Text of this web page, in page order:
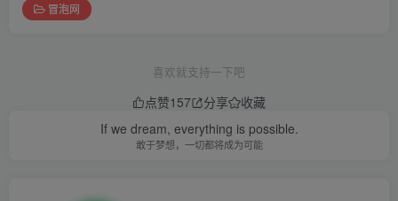
冒泡网
喜欢就支持一下吧
点赞157 分享
收藏
If we dream, everything is possible.
敢于梦想，一切都将成为可能